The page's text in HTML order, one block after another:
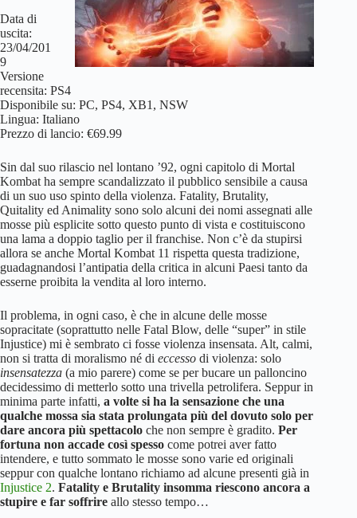
Data di
uscita:
23/04/201
9
Versione
recensita: PS4
Disponibile su: PC, PS4, XB1, NSW
Lingua: Italiano
Prezzo di lancio: €69.99
Sin dal suo rilascio nel lontano ’92, ogni capitolo di Mortal
Kombat ha sempre scandalizzato il pubblico sensibile a causa
di un suo uso spinto della violenza. Fatality, Brutality,
Quitality ed Animality sono solo alcuni dei nomi assegnati alle
mosse più esplicite sotto questo punto di vista e costituiscono
una lama a doppio taglio per il franchise. Non c’è da stupirsi
allora se anche Mortal Kombat 11 rispetta questa tradizione,
guadagnandosi l’antipatia della critica in alcuni Paesi tanto da
esserne proibita la vendita al loro interno.
Il problema, in ogni caso, è che in alcune delle mosse
sopracitate (soprattutto nelle Fatal Blow, delle “super” in stile
Injustice) mi è sembrato ci fosse violenza insensata. Alt, calmi,
non si tratta di moralismo né di eccesso di violenza: solo
insensatezza (a mio parere) come se per bucare un palloncino
decidessimo di metterlo sotto una trivella petrolifera. Seppur in
minima parte infatti, a volte si ha la sensazione che una
qualche mossa sia stata prolungata più del dovuto solo per
dare ancora più spettacolo che non sempre è gradito. Per
fortuna non accade così spesso come potrei aver fatto
intendere, e tutto sommato le mosse sono varie ed originali
seppur con qualche lontano richiamo ad alcune presenti già in
Injustice 2. Fatality e Brutality insomma riescono ancora a
stupire e far soffrire allo stesso tempo…